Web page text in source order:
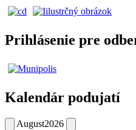
Prihlásenie pre
Kalendár podujatí
August2026